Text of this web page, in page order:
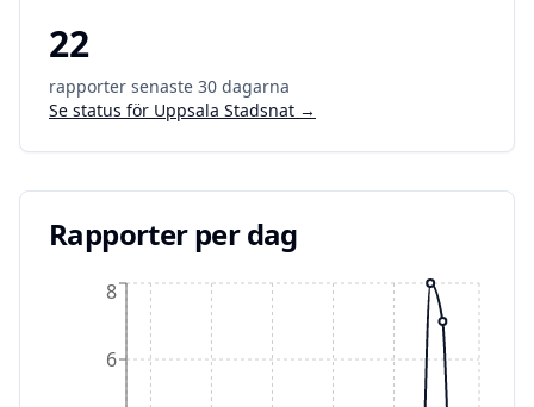
22
rapporter senaste 30 dagarna
Se status för Uppsala Stadsnat →
Rapporter per dag
6
8